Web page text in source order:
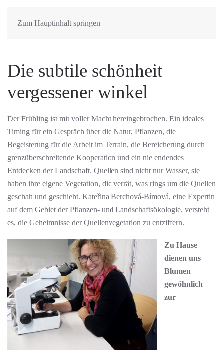
Zum Hauptinhalt springen
Die subtile schönheit
vergessener winkel
Der Frühling ist mit voller Macht hereingebrochen. Ein ideales
Timing für ein Gespräch über die Natur, Pflanzen, die
Begeisterung für die Arbeit im Terrain, die Bereicherung durch
grenzüberschreitende Kooperation und ein nie endendes
Entdecken der Landschaft. Quellen sind nicht nur Wasser, sie
haben ihre eigene Vegetation, die verrät, was rings um die Quellen
geschah und geschieht. Kateřina Berchová-Bímová, eine Expertin
auf dem Gebiet der Pflanzen- und Landschaftsökologie, versteht
es, die Geheimnisse der Quellenvegetation zu entziffern.
Zu Hause
dienen uns
Blumen
gewöhnlich
zur